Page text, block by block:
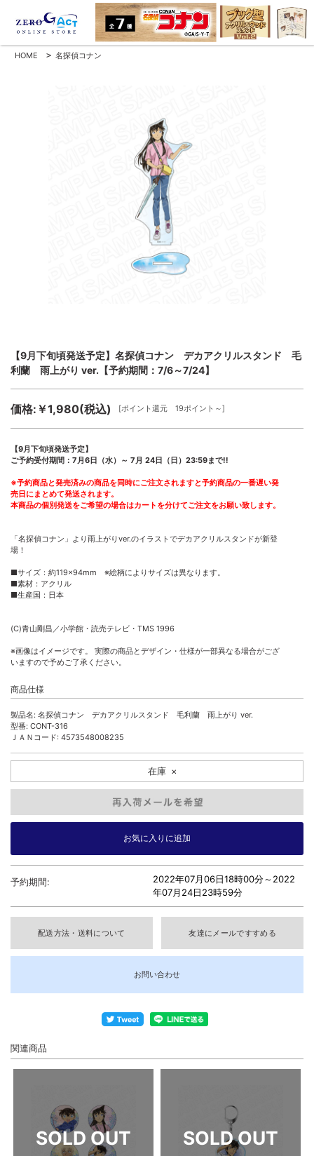
HOME > 名探偵コナン
【9月下旬頃発送予定】名探偵コナン デカアクリルスタンド 毛
利蘭 雨上がり ver.【予約期間：7/6～7/24】
価格:￥1,980(税込) [ポイント還元 19ポイント～]
【9月下旬頃発送予定】
ご予約受付期間：7月6日（水）～ 7月 24日（日）23:59まで!!
※予約商品と発売済みの商品を同時にご注文されますと予約商品の一番遅い発
売日にまとめて発送されます。
本商品の個別発送をご希望の場合はカートを分けてご注文をお願い致します。
「名探偵コナン」より雨上がりver.のイラストでデカアクリルスタンドが新登
場！
■サイズ：約119×94mm ※絵柄によりサイズは異なります。
■素材：アクリル
■生産国：日本
(C)青山剛昌／小学館・読売テレビ・TMS 1996
※画像はイメージです。 実際の商品とデザイン・仕様が一部異なる場合がござ
いますので予めご了承ください。
商品仕様
製品名: 名探偵コナン デカアクリルスタンド 毛利蘭 雨上がり ver.
型番: CONT-316
ＪＡＮコード: 4573548008235
在庫 ×
予約期間: 2022年07月06日18時00分～2022
年07月24日23時59分
配送方法・送料について 友達にメールですすめる
お問い合わせ
関連商品